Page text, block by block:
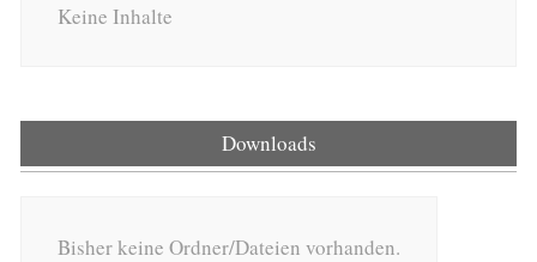
Keine Inhalte
Downloads
Bisher keine Ordner/Dateien vorhanden.